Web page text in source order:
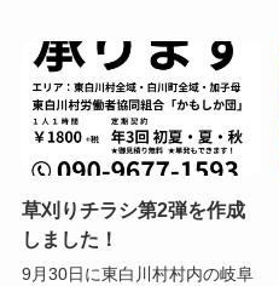
草刈りチラシ第2弾を作成
しました！
9月30日に東白川村村内の岐阜